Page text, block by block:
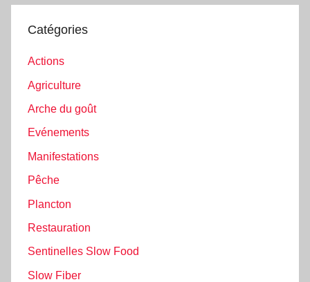
Catégories
Actions
Agriculture
Arche du goût
Evénements
Manifestations
Pêche
Plancton
Restauration
Sentinelles Slow Food
Slow Fiber